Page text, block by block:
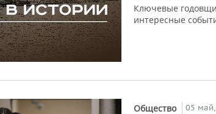
Ключевые
интересные
Общество 05